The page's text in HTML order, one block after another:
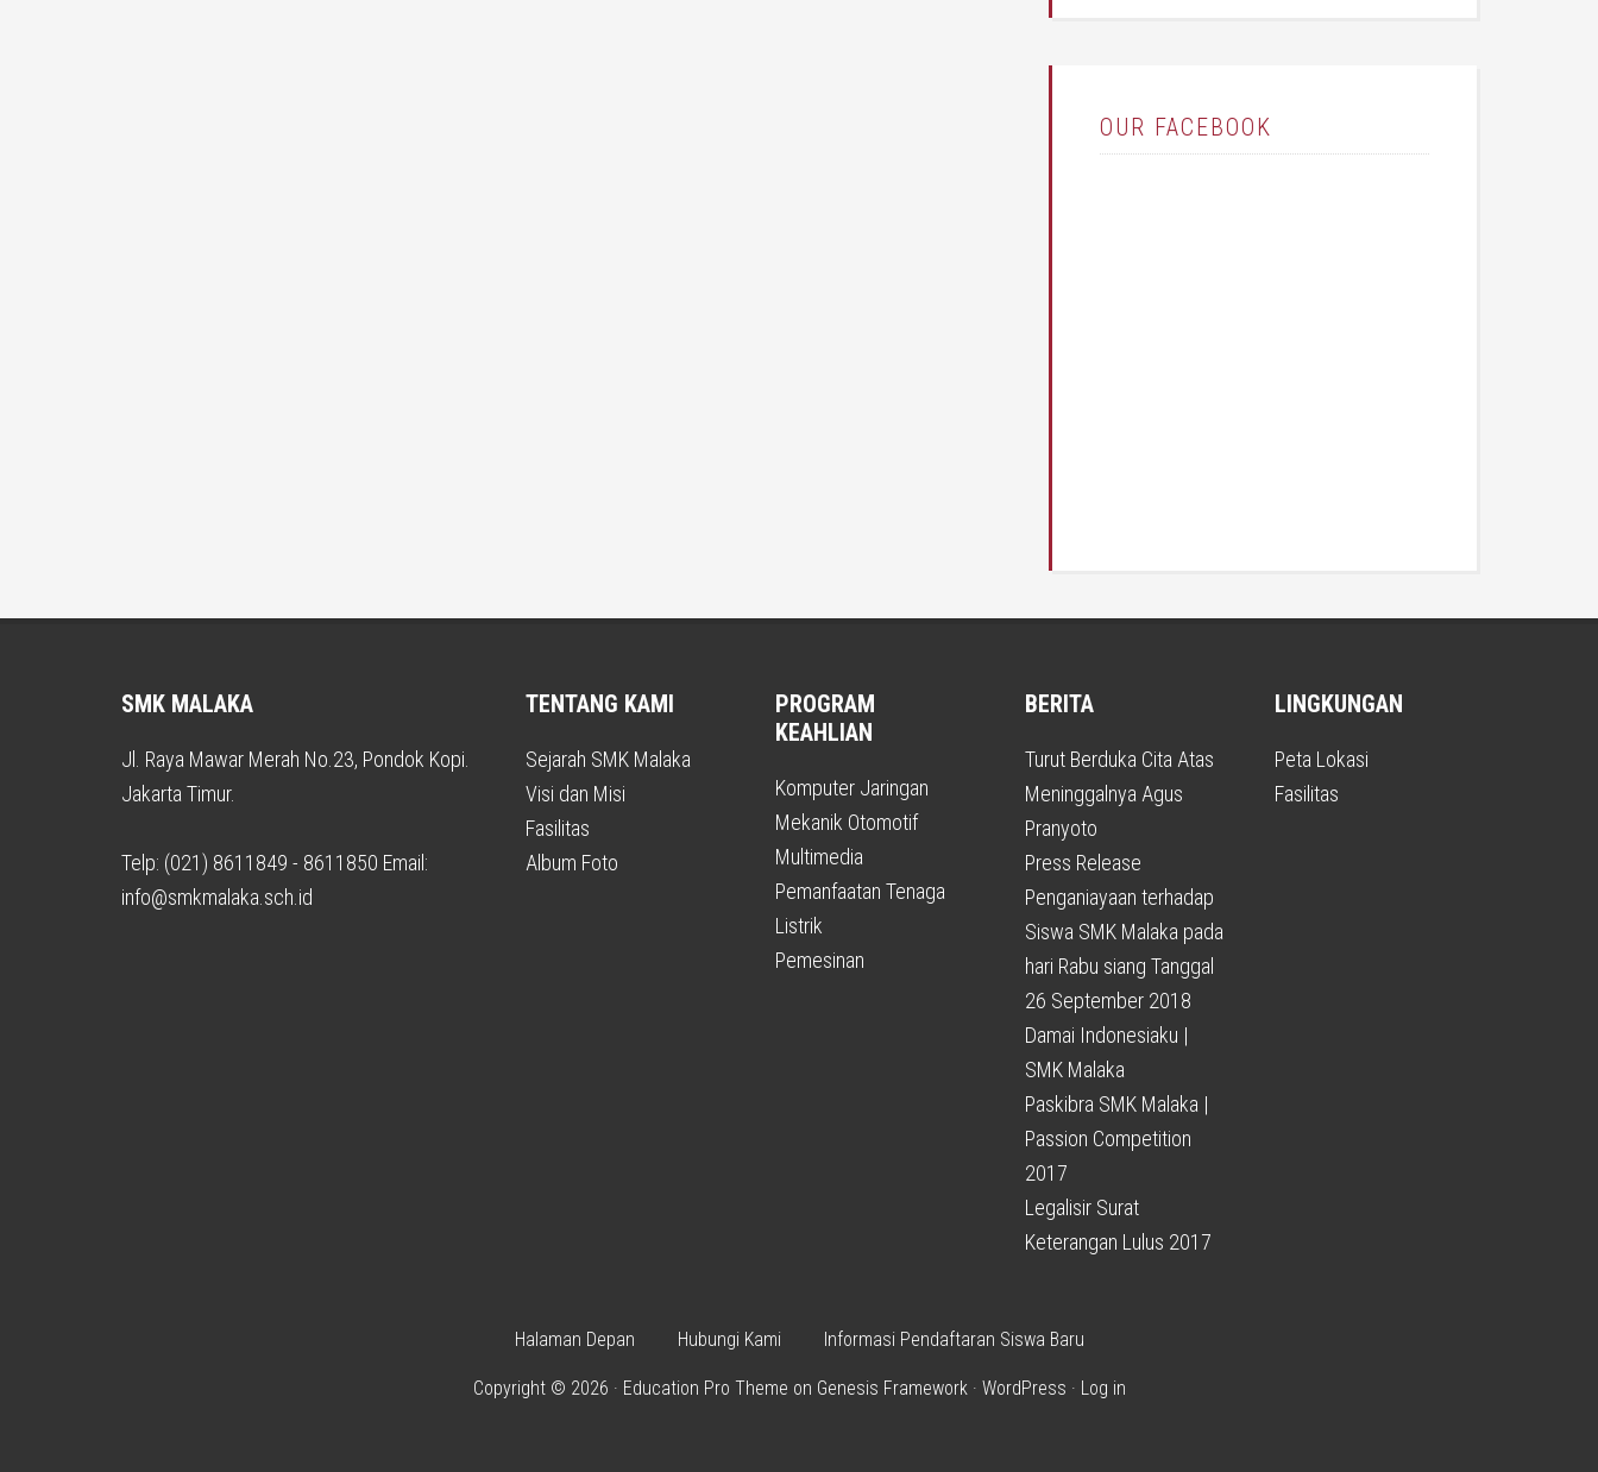
OUR FACEBOOK
SMK MALAKA
Jl. Raya Mawar Merah No.23, Pondok Kopi.
Jakarta Timur.
Telp: (021) 8611849 - 8611850 Email:
info@smkmalaka.sch.id
TENTANG KAMI
Sejarah SMK Malaka
Visi dan Misi
Fasilitas
Album Foto
PROGRAM
KEAHLIAN
Komputer Jaringan
Mekanik Otomotif
Multimedia
Pemanfaatan Tenaga
Listrik
Pemesinan
BERITA
Turut Berduka Cita Atas
Meninggalnya Agus
Pranyoto
Press Release
Penganiayaan terhadap
Siswa SMK Malaka pada
hari Rabu siang Tanggal
26 September 2018
Damai Indonesiaku |
SMK Malaka
Paskibra SMK Malaka |
Passion Competition
2017
Legalisir Surat
Keterangan Lulus 2017
LINGKUNGAN
Peta Lokasi
Fasilitas
Halaman Depan Hubungi Kami Informasi Pendaftaran Siswa Baru
Copyright © 2026 · Education Pro Theme on Genesis Framework· WordPress · Log in